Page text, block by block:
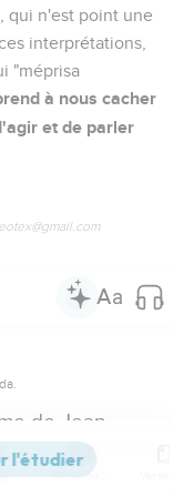
qui n'est point une
interprétations,
"méprisa
à nous cacher
et de parler
de Jean.